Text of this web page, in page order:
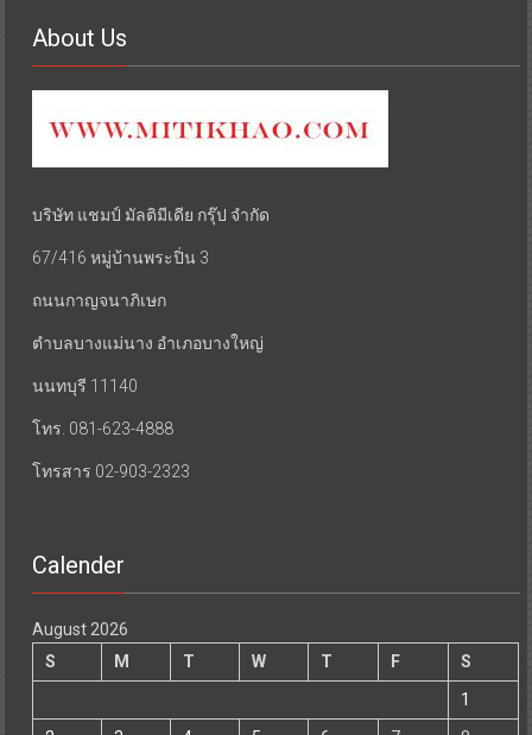
About Us
บริษัท แชมป์ มัลติมีเดีย กรุ๊ป จำกัด
67/416 หมู่บ้านพระปิ่น 3
ถนนกาญจนาภิเษก
ตำบลบางแม่นาง อำเภอบางใหญ่
นนทบุรี 11140
โทร. 081-623-4888
โทรสาร 02-903-2323
Calender
August 2026
S
M T W T F
S
1